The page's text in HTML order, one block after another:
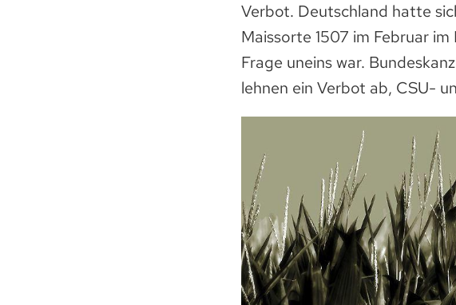
Verbot. Deutschland hatte
Maissorte 1507 im Februar
Frage uneins war.
lehnen ein Verbot ab, CSU-